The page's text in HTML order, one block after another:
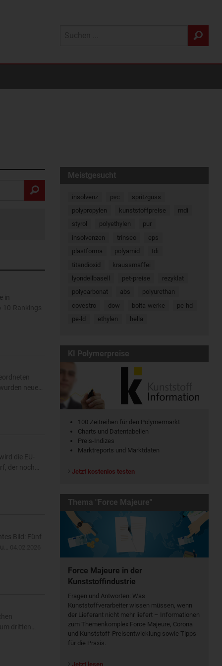
in
10-Rankings
neue…
die EU-
der noch…
Bild: Fünf
dritten…
Meistgesucht
insolvenz pvc
spritzguss
polypropylen
kunststoffpreise
mdi
styrol
polyethylen
pur
insolvenzen
trinseo
eps
plastforma
polyamid
tdi
titandioxid
kraussmaffei
lyondellbasell
pet-preise
rezyklat
polycarbonat
abs
polyurethan
covestro
dow bolta-werke
pe-hd
pe-ld
ethylen hella
KI Polymerpreise
100 Zeitreihen für den Polymermarkt
Charts und Datentabellen
Preis-Indizes
Marktreports und Marktdaten
Jetzt kostenlos testen
Thema "Force Majeure"
Force Majeure in der
Kunststoffindustrie
Fragen und Antworten: Was
Kunst­stoff­verarbeiter wissen müssen, wenn
der Lieferant nicht mehr liefert – Informationen
zum Themenkomplex Force Majeure, Corona
und Kunststoff-Preisentwicklung sowie Tipps
für die Praxis.
Jetzt lesen